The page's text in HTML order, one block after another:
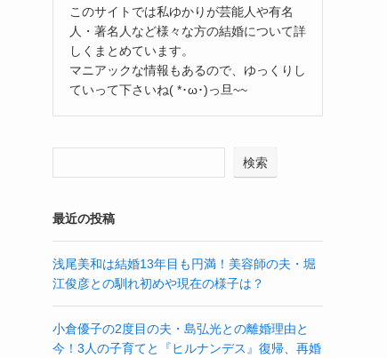
このサイトでは私ゆかりが芸能人や有名
人・著名人など様々な方の結婚について詳
しくまとめています。
マニアックな情報もあるので、ゆっくりし
ていって下さいね( *･ω･)っ旦~~
検索
最近の投稿
浅尾美和は結婚13年目も円満！美容師の夫・堀
江俊彦との馴れ初めや現在の様子は？
小倉優子の2度目の夫・島弘光との離婚理由と
今！3人の子育てと『ヒルナンデス』復帰、再婚